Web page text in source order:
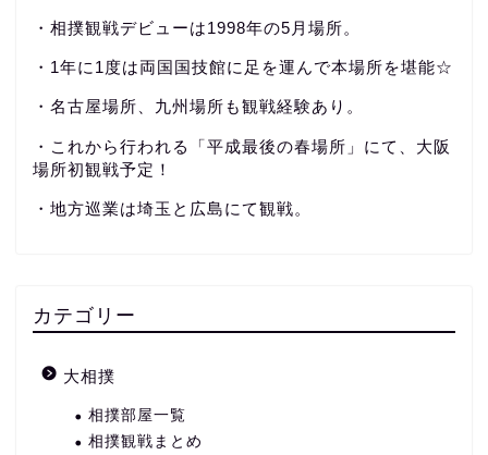
・相撲観戦デビューは1998年の5月場所。
・1年に1度は両国国技館に足を運んで本場所を堪能☆
・名古屋場所、九州場所も観戦経験あり。
・これから行われる「平成最後の春場所」にて、大阪
場所初観戦予定！
・地方巡業は埼玉と広島にて観戦。
カテゴリー
大相撲
相撲部屋一覧
相撲観戦まとめ